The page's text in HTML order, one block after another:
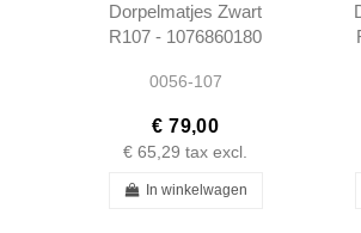
Dorpelmatjes Zwart
R107 - 1076860180
0056-107
€ 79,00
€ 65,29 tax excl.
In winkelwagen